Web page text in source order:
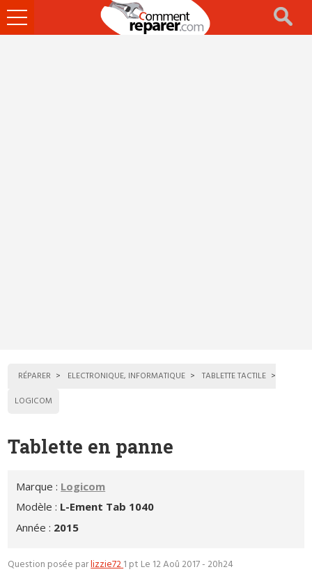
Ouvrir
le
RÉPARER ELECTRONIQUE, INFORMATIQUE
TABLETTE TACTILE
LOGICOM
Tablette en panne
Marque : Logicom
Modèle : L-Ement Tab 1040
Année : 2015
Question posée parlizzie721 pt Le 12 Aoû 2017 - 20h24